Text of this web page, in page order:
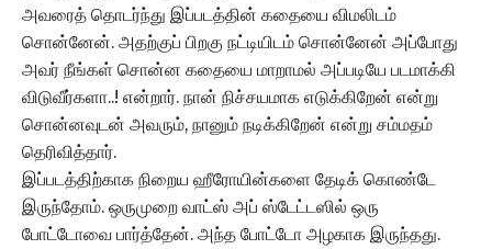
அவரைத் தொடர்ந்து இப்படத்தின் கதையை விமலிடம்
சொன்னேன். அதற்குப் பிறகு நட்டியிடம் சொன்னேன் அப்போது
அவர் நீங்கள் சொன்ன கதையை மாறாமல் அப்படியே படமாக்கி
விடுவீர்களா..! என்றார். நான் நிச்சயமாக எடுக்கிறேன் என்று
சொன்னவுடன் அவரும், நானும் நடிக்கிறேன் என்று சம்மதம்
தெரிவித்தார்.
இப்படத்திற்காக நிறைய ஹீரோயின்களை தேடிக் கொண்டே
இருந்தோம். ஒருமுறை வாட்ஸ் அப் ஸ்டேட்டஸில் ஒரு
போட்டோவை பார்த்தேன்.‌ அந்த போட்டோ அழகாக இருந்தது.